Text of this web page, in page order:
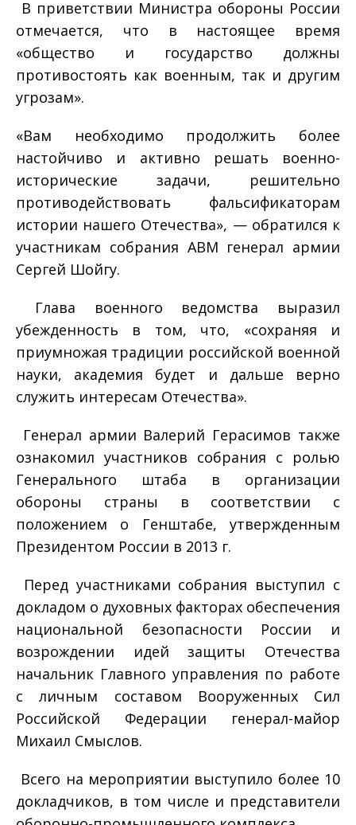
В приветствии Министра обороны России
отмечается, что в настоящее время
«общество и государство должны
противостоять как военным, так и другим
угрозам».
«Вам необходимо продолжить более
настойчиво и активно решать военно-
исторические задачи, решительно
противодействовать фальсификаторам
истории нашего Отечества», — обратился к
участникам собрания АВМ генерал армии
Сергей Шойгу.
Глава военного ведомства выразил
убежденность в том, что, «сохраняя и
приумножая традиции российской военной
науки, академия будет и дальше верно
служить интересам Отечества».
Генерал армии Валерий Герасимов также
ознакомил участников собрания с ролью
Генерального штаба в организации
обороны страны в соответствии с
положением о Генштабе, утвержденным
Президентом России в 2013 г.
Перед участниками собрания выступил с
докладом о духовных факторах обеспечения
национальной безопасности России и
возрождении идей защиты Отечества
начальник Главного управления по работе
с личным составом Вооруженных Сил
Российской Федерации генерал-майор
Михаил Смыслов.
Всего на мероприятии выступило более 10
докладчиков, в том числе и представители